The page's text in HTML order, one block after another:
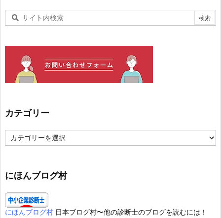
カテゴリー
テ
ー
にほんブログ村
にほんブログ村 日本ブログ村〜他の診断士のブログを読むには！